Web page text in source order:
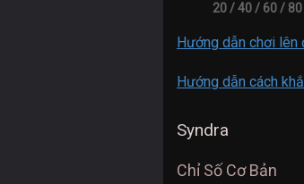
20 / 40 / 60 /
Hướng dẫn chơi
Hướng dẫn cách
Syndra
Chỉ Số Cơ Bản